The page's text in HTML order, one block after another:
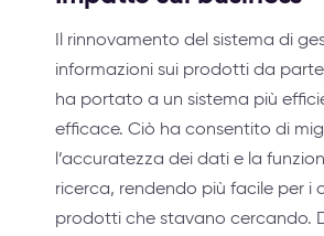
Il rinnovamento del sistema di
informazioni sui prodotti da
ha portato a un sistema più
efficace. Ciò ha consentito di
l’accuratezza dei dati e la
ricerca, rendendo più facile per i
prodotti che stavano cercando.